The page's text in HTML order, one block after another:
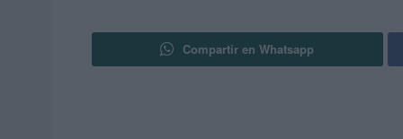
Compartir en Whatsapp